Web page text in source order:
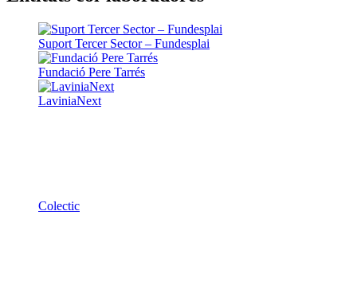
Suport Tercer Sector – Fundesplai
Fundació Pere Tarrés
LaviniaNext
Colectic